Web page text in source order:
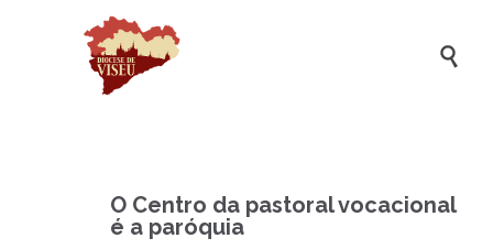

O Centro da pastoral vocacional
é a paróquia